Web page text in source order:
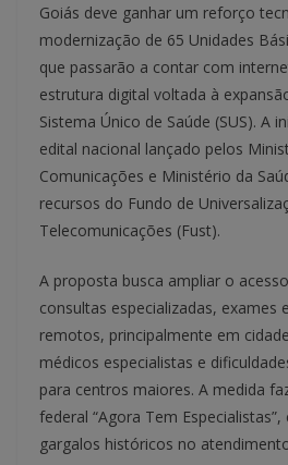
Goiás deve ganhar um reforço
modernização de 65 Unidades
que passarão a contar com
estrutura digital voltada à
Sistema Único de Saúde (SUS). A
edital nacional lançado pelos
Comunicações e Ministério da
recursos do Fundo de
Telecomunicações (Fust).
A proposta busca ampliar o
consultas especializadas, exames
remotos, principalmente em
médicos especialistas e
para centros maiores. A medida
federal “Agora Tem
gargalos históricos no